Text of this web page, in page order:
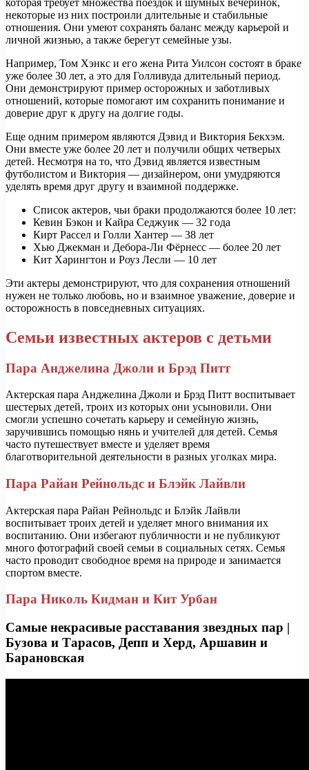
некоторые из них построили длительные и стабильные
отношения. Они умеют сохранять баланс между карьерой и
личной жизнью, а также берегут семейные узы.
Например, Том Хэнкс и его жена Рита Уилсон состоят в браке
уже более 30 лет, а это для Голливуда длительный период.
Они демонстрируют пример осторожных и заботливых
отношений, которые помогают им сохранить понимание и
доверие друг к другу на долгие годы.
Еще одним примером являются Дэвид и Виктория Бекхэм.
Они вместе уже более 20 лет и получили общих четверых
детей. Несмотря на то, что Дэвид является известным
футболистом и Виктория — дизайнером, они умудряются
уделять время друг другу и взаимной поддержке.
Список актеров, чьи браки продолжаются более 10 лет:
Кевин Бэкон и Кайра Седжуик — 32 года
Кирт Рассел и Голли Хантер — 38 лет
Хью Джекман и Дебора-Ли Фёрнесс — более 20 лет
Кит Харингтон и Роуз Лесли — 10 лет
Эти актеры демонстрируют, что для сохранения отношений
нужен не только любовь, но и взаимное уважение, доверие и
осторожность в повседневных ситуациях.
Семьи известных актеров с детьми
Пара Анджелина Джоли и Брэд Питт
Актерская пара Анджелина Джоли и Брэд Питт воспитывает
шестерых детей, троих из которых они усыновили. Они
смогли успешно сочетать карьеру и семейную жизнь,
заручившись помощью нянь и учителей для детей. Семья
часто путешествует вместе и уделяет время
благотворительной деятельности в разных уголках мира.
Пара Райан Рейнольдс и Блэйк Лайвли
Актерская пара Райан Рейнольдс и Блэйк Лайвли
воспитывает троих детей и уделяет много внимания их
воспитанию. Они избегают публичности и не публикуют
много фотографий своей семьи в социальных сетях. Семья
часто проводит свободное время на природе и занимается
спортом вместе.
Пара Николь Кидман и Кит Урбан
Самые некрасивые расставания звездных пар |
Бузова и Тарасов, Депп и Херд, Аршавин и
Барановская